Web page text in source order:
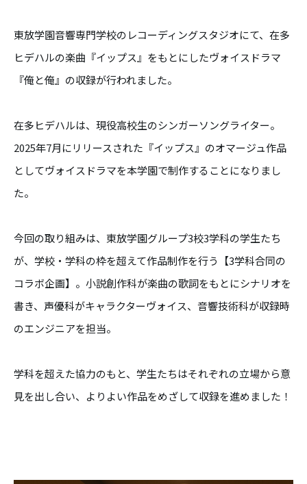
東放学園音響専門学校のレコーディングスタジオにて、在多
ヒデハルの楽曲『イップス』をもとにしたヴォイスドラマ
『俺と俺』の収録が行われました。
在多ヒデハルは、現役高校生のシンガーソングライター。
2025年7月にリリースされた『イップス』のオマージュ作品
としてヴォイスドラマを本学園で制作することになりまし
た。
今回の取り組みは、東放学園グループ3校3学科の学生たち
が、学校・学科の枠を超えて作品制作を行う【3学科合同の
コラボ企画】。小説創作科が楽曲の歌詞をもとにシナリオを
書き、声優科がキャラクターヴォイス、音響技術科が収録時
のエンジニアを担当。
学科を超えた協力のもと、学生たちはそれぞれの立場から意
見を出し合い、よりよい作品をめざして収録を進めました！